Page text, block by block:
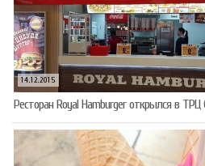
14.12.2015
Ресторан Royal Hamburger открылся в ТРЦ